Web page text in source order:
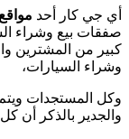
أي جي كار أحد
صفقات بيع وشراء
كبير من المشترين
وشراء السيارات،
وكل المستجدات
والجدير بالذكر أن